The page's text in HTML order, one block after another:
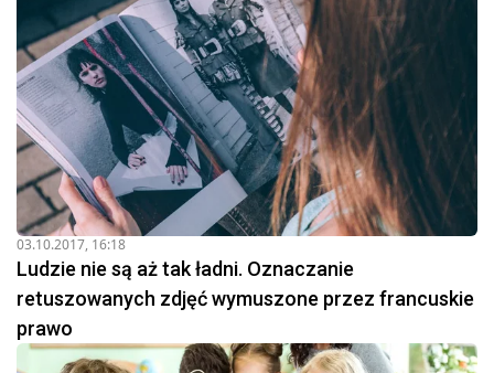
03.10.2017, 16:18
Ludzie nie są aż tak ładni. Oznaczanie
retuszowanych zdjęć wymuszone przez francuskie
prawo